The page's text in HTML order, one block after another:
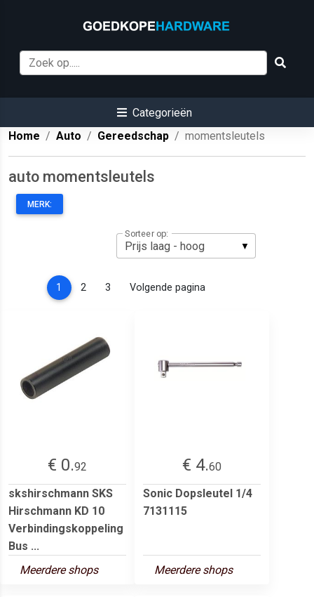
Categorieën
Home
Auto Gereedschap momentsleutels
auto momentsleutels
MERK:
Sorteer op:
1 (current)
2 3 Volgende pagina
€ 0.92
skshirschmann SKS
Hirschmann KD 10
Verbindingskoppeling
Bus ...
Meerdere shops
€ 4.60
Sonic Dopsleutel 1/4
7131115
Meerdere shops